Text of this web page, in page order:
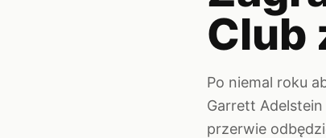
Club
Po niemal roku
Garrett
przerwie